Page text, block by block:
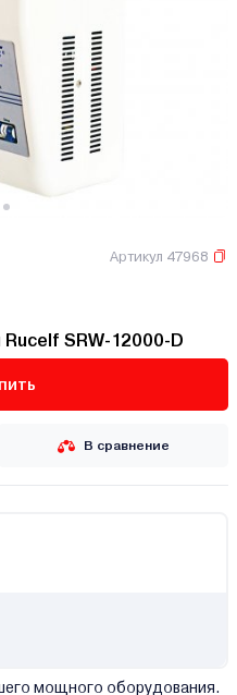
Артикул 47968
SRW-12000-D
В сравнение
мощного оборудования.